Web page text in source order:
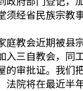
经省民族宗教
庭教会近期被县
入三自教会，
的审批证。我们
法院将在最近半